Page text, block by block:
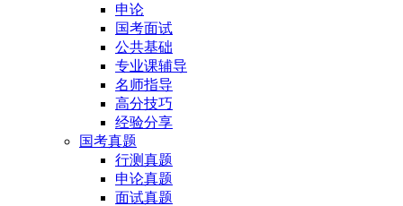
申论
国考面试
公共基础
专业课辅导
名师指导
高分技巧
经验分享
国考真题
行测真题
申论真题
面试真题